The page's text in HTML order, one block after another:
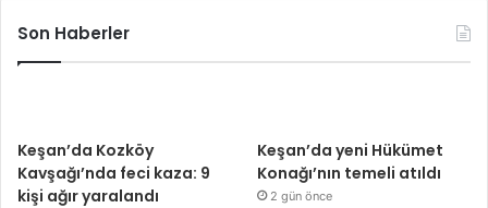
Son Haberler
Keşan’da Kozköy
Kavşağı’nda feci kaza: 9
kişi ağır yaralandı
Keşan’da yeni Hükümet
Konağı’nın temeli atıldı
2 gün önce